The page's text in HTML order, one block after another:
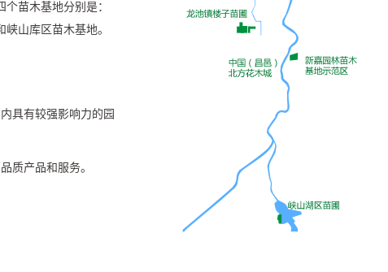
苗木基地分别是：
山库区苗木基地。
具有较强影响力的园
质产品和服务。